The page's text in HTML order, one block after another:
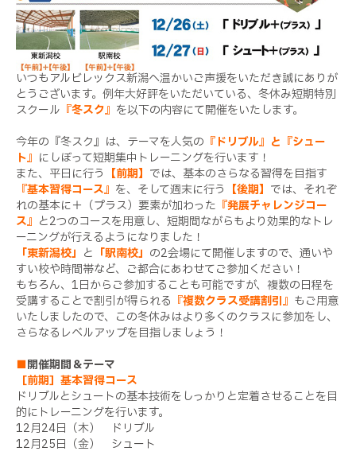
いつもアルビレックス新潟へ温かいご声援をいただき誠にありが
とうございます。例年大好評をいただいている、冬休み短期特別
スクール 『冬スク』 を以下の内容にて開催をいたします。
今年の『冬スク』は、テーマを人気の 『ドリブル』と『シュー
ト』 にしぼって短期集中トレーニングを行います！
また、平日に行う
【前期】 では、基本のさらなる習得を目指す
『基本習得コース』 を、そして週末に行う 【後期】 では、それぞ
れの基本に＋（プラス）要素が加わった 『発展チャレンジコー
ス』 と2つのコースを用意し、短期間ながらもより効果的なトレ
ーニングが行えるようになりました！
「東新潟校」 と 「駅南校」 の2会場にて開催しますので、通いや
すい校や時間帯など、ご都合にあわせてご参加ください！
もちろん、1日からご参加することも可能ですが、複数の日程を
受講することで割引が得られる 『複数クラス受講割引』 もご用意
いたしましたので、この冬休みはより多くのクラスに参加をし、
さらなるレベルアップを目指しましょう！
■開催期間＆テーマ
［前期］基本習得コース
ドリブルとシュートの基本技術をしっかりと定着させることを目
的にトレーニングを行います。
12月24日（木） ドリブル
12月25日（金） シュート